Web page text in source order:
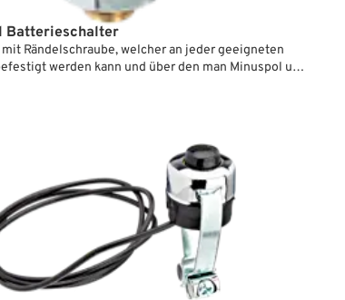
Batterieschalter
Rändelschraube, welcher an jeder geeigneten
werden kann und über den man Minuspol und
Rahmen verbindet.
hat man zwei Möglichkeiten:
Schalter als Schutz gegen Manipulation und
das Mopped abgestellt, entfernt man die
komplett und trennt so die Batterie vom Bordsystem.,